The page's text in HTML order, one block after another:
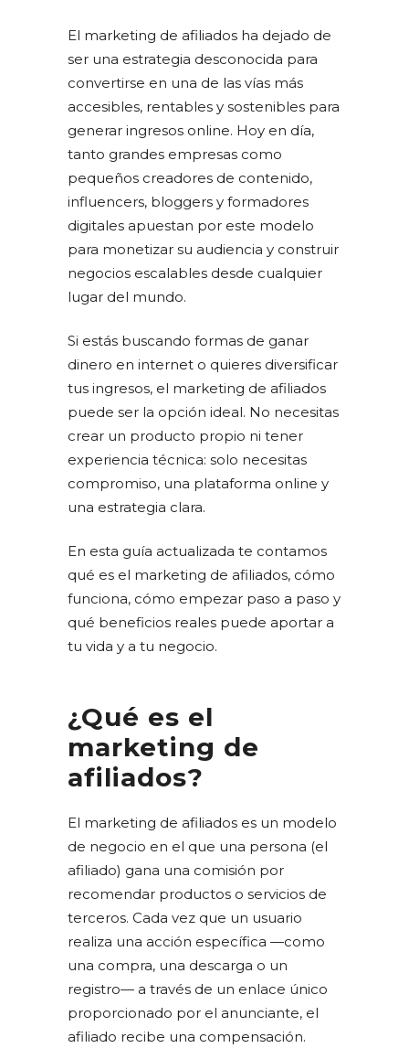
El marketing de afiliados ha dejado de
ser una estrategia desconocida para
convertirse en una de las vías más
accesibles, rentables y sostenibles para
generar ingresos online. Hoy en día,
tanto grandes empresas como
pequeños creadores de contenido,
influencers, bloggers y formadores
digitales apuestan por este modelo
para monetizar su audiencia y construir
negocios escalables desde cualquier
lugar del mundo.
Si estás buscando formas de ganar
dinero en internet o quieres diversificar
tus ingresos, el marketing de afiliados
puede ser la opción ideal. No necesitas
crear un producto propio ni tener
experiencia técnica: solo necesitas
compromiso, una plataforma online y
una estrategia clara.
En esta guía actualizada te contamos
qué es el marketing de afiliados, cómo
funciona, cómo empezar paso a paso y
qué beneficios reales puede aportar a
tu vida y a tu negocio.
¿Qué es el
marketing de
afiliados?
El marketing de afiliados es un modelo
de negocio en el que una persona (el
afiliado) gana una comisión por
recomendar productos o servicios de
terceros. Cada vez que un usuario
realiza una acción específica —como
una compra, una descarga o un
registro— a través de un enlace único
proporcionado por el anunciante, el
afiliado recibe una compensación.